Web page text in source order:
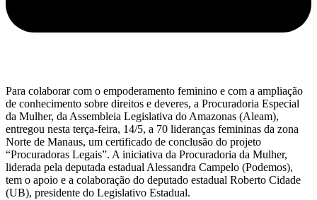
Para colaborar com o empoderamento feminino e com a ampliação
de conhecimento sobre direitos e deveres, a Procuradoria Especial
da Mulher, da Assembleia Legislativa do Amazonas (Aleam),
entregou nesta terça-feira, 14/5, a 70 lideranças femininas da zona
Norte de Manaus, um certificado de conclusão do projeto
“Procuradoras Legais”. A iniciativa da Procuradoria da Mulher,
liderada pela deputada estadual Alessandra Campelo (Podemos),
tem o apoio e a colaboração do deputado estadual Roberto Cidade
(UB), presidente do Legislativo Estadual.